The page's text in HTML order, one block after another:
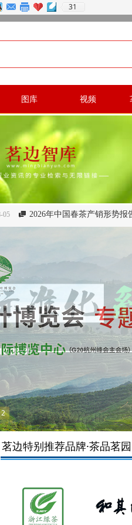
图库 视频
31
2026-08-
2026年中国春茶产销形势报告（下篇）
2
茗边特别推荐品牌·茶品茗园